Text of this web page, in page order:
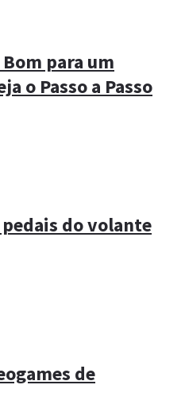
para um
o Passo a Passo
do volante
de